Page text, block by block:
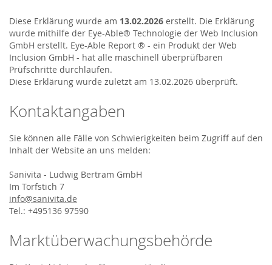
Diese Erklärung wurde am 13.02.2026 erstellt. Die Erklärung
wurde mithilfe der Eye-Able® Technologie der Web Inclusion
GmbH erstellt. Eye-Able Report ® - ein Produkt der Web
Inclusion GmbH - hat alle maschinell überprüfbaren
Prüfschritte durchlaufen.
Diese Erklärung wurde zuletzt am 13.02.2026 überprüft.
Kontaktangaben
Sie können alle Fälle von Schwierigkeiten beim Zugriff auf den
Inhalt der Website an uns melden:
Sanivita - Ludwig Bertram GmbH
Im Torfstich 7
info@sanivita.de
Tel.: +495136 97590
Marktüberwachungsbehörde